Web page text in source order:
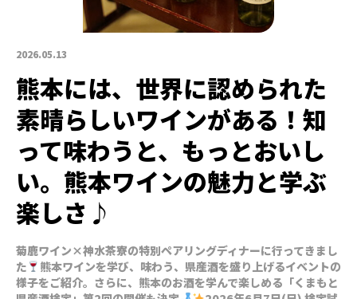
2026.05.13
熊本には、世界に認められた
素晴らしいワインがある！知
って味わうと、もっとおいし
い。熊本ワインの魅力と学ぶ
楽しさ♪
菊鹿ワイン×神水茶寮の特別ペアリングディナーに行ってきまし
た
熊本ワインを学び、味わう、県産酒を盛り上げるイベントの
様子をご紹介。さらに、熊本のお酒を学んで楽しめる「くまもと